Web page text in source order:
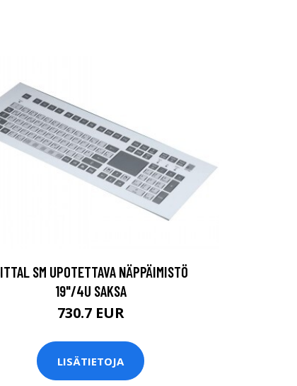
SM UPOTETTAVA NÄPPÄIMISTÖ
19"/4U SAKSA
730.7 EUR
LISÄTIETOJA